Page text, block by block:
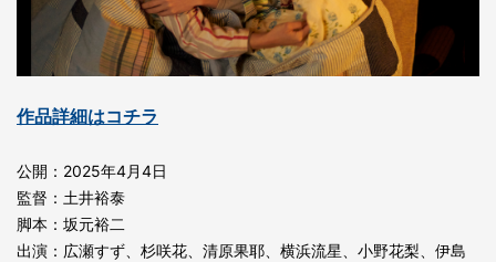
作品詳細はコチラ
公開：2025年4月4日
監督：土井裕泰
脚本：坂元裕二
出演：広瀬すず、杉咲花、清原果耶、横浜流星、小野花梨、伊島